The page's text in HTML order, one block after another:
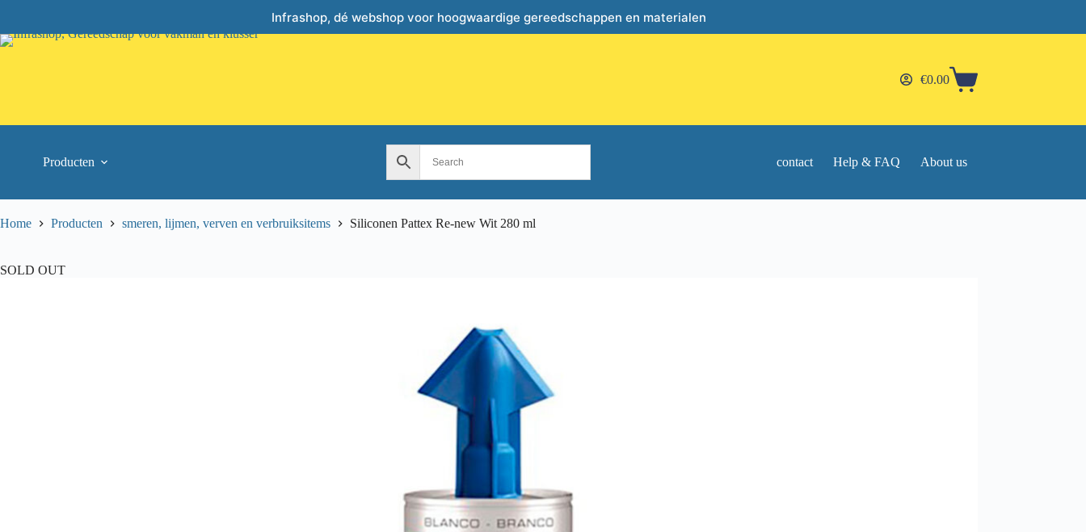
content
Infrashop, dé webshop voor hoogwaardige gereedschappen en materialen
Shopping
€0.00
Producten contact Help & FAQ About us
Home Producten smeren, lijmen, verven en verbruiksitems Siliconen Pattex Re-new Wit 280 ml
SOLD OUT